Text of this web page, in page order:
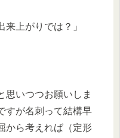
上がりでは？」
思いつつお願いしま
すが名刺って結構早
から考えれば（定形